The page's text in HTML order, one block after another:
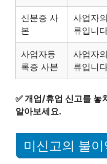
신분증 사
본
사업자
류입니
사업자등
록증 사본
사업자
류입니
✅개업/휴업 신고를 놓
알아보세요.
미신고의 불이